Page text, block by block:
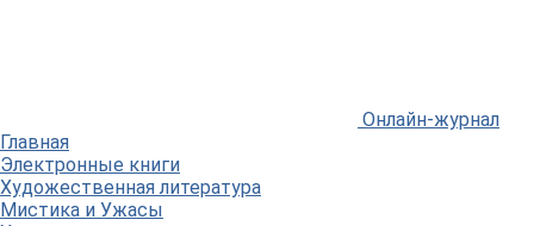
Онлайн-журнал
Главная
Электронные книги
Художественная литература
Мистика и Ужасы